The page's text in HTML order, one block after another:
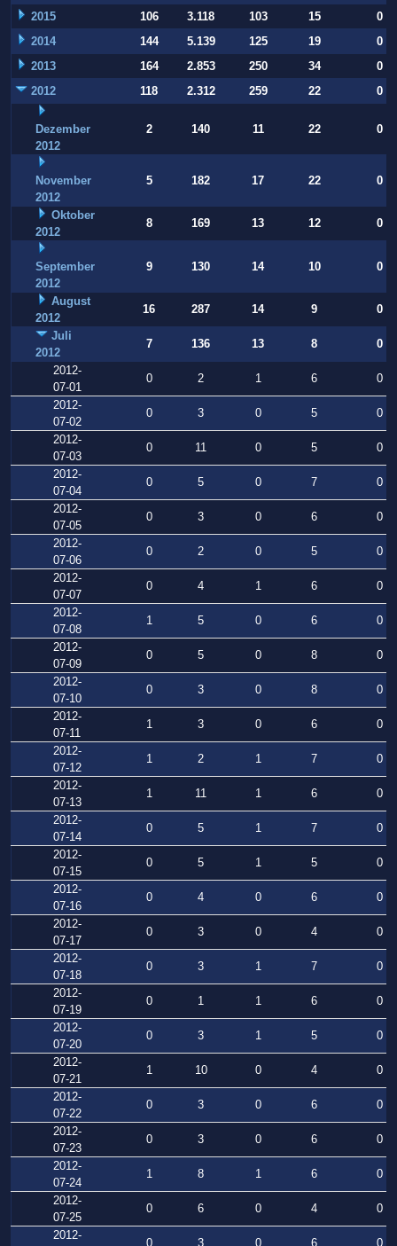
2015
106 3.118 103 15
0
2014
144 5.139 125 19
0
2013
164 2.853 250 34
0
2012
118 2.312 259 22 0
Dezember
2012
2 140 11 22 0
November
2012
5 182 17 22 0
Oktober
2012
8 169 13 12 0
September
2012
9 130 14 10 0
August
2012
16 287 14 9
0
Juli
2012
7 136 13 8
0
2012-
07-01
0 2 1 6
0
2012-
07-02
0 3 0 5
0
2012-
07-03
0 11 0 5
0
2012-
07-04
0 5 0 7
0
2012-
07-05
0 3 0 6
0
2012-
07-06
0 2 0 5
0
2012-
07-07
0 4 1 6
0
2012-
07-08
1 5 0 6
0
2012-
07-09
0 5 0 8
0
2012-
07-10
0 3 0 8
0
2012-
07-11
1 3 0 6
0
2012-
07-12
1 2 1 7
0
2012-
07-13
1 11 1 6
0
2012-
07-14
0 5 1 7
0
2012-
07-15
0 5 1 5
0
2012-
07-16
0 4 0 6
0
2012-
07-17
0 3 0 4
0
2012-
07-18
0 3 1 7
0
2012-
07-19
0 1 1 6
0
2012-
07-20
0 3 1 5
0
2012-
07-21
1 10 0 4
0
2012-
07-22
0 3 0 6
0
2012-
07-23
0 3 0 6
0
2012-
07-24
1 8 1 6
0
2012-
07-25
0 6 0 4
0
2012-
0 3 0 6 0